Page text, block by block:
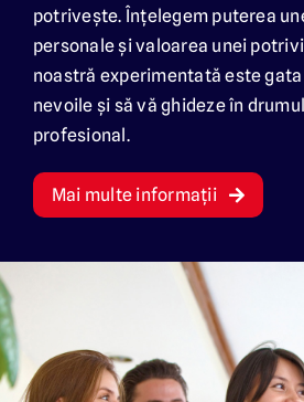
Contact
Bezoek de website in het
potrivește. Înțelegem puterea
personale și valoarea unei
noastră experimentată este
nevoile și să vă ghideze în
profesional.
Mai multe informații